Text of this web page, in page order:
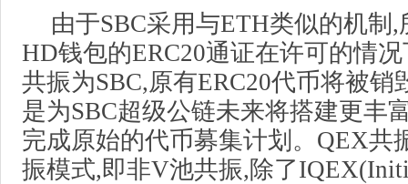
由于SBC采用与ETH类似的机制
HD钱包的ERC20通证在许可的情
共振为SBC,原有ERC20代币将被销
是为SBC超级公链未来将搭建更丰
完成原始的代币募集计划。QEX共
振模式,即非V池共振,除了